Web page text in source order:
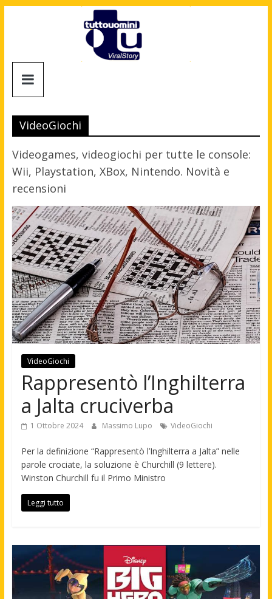
Tuttouomini
Tv,
Cinema,
gay
news
e
la
moda
maschile
VideoGiochi
Videogames, videogiochi per tutte le console:
Wii, Playstation, XBox, Nintendo. Novità e
recensioni
VideoGiochi
Rappresentò l’Inghilterra
a Jalta cruciverba
1 Ottobre 2024 Massimo Lupo VideoGiochi
Per la definizione “Rappresentò l’Inghilterra a Jalta” nelle
parole crociate, la soluzione è Churchill (9 lettere).
Winston Churchill fu il Primo Ministro
Leggi tutto